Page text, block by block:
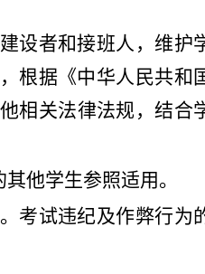
设者和接班人，维护
根据《中华人民共和
相关法律法规，结合
他学生参照适用。
考试违纪及作弊行为